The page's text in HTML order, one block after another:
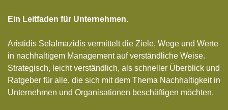
Ein Leitfaden für Unternehmen.
Aristidis Selalmazidis vermittelt die Ziele, Wege und Werte
in nachhaltigem Management auf verständliche Weise.
Strategisch, leicht verständlich, als schneller Überblick und
Ratgeber für alle, die sich mit dem Thema Nachhaltigkeit in
Unternehmen und Organisationen beschäftigen möchten.